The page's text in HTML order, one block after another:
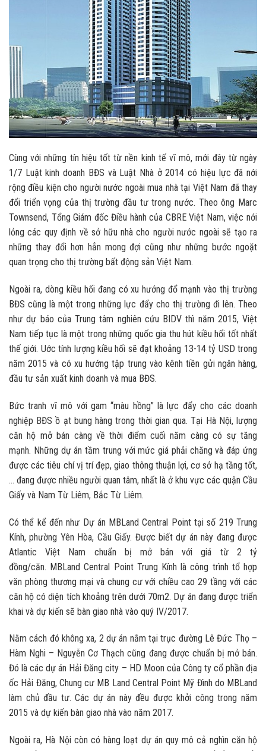
Cùng với những tín hiệu tốt từ nền kinh tế vĩ mô, mới đây từ ngày
1/7 Luật kinh doanh BĐS và Luật Nhà ở 2014 có hiệu lực đã nới
rộng điều kiện cho người nước ngoài mua nhà tại Việt Nam đã thay
đổi triển vọng của thị trường đầu tư trong nước. Theo ông Marc
Townsend, Tổng Giám đốc Điều hành của CBRE Việt Nam, việc nới
lỏng các quy định về sở hữu nhà cho người nước ngoài sẽ tạo ra
những thay đổi hơn hẳn mong đợi cũng như những bước ngoặt
quan trọng cho thị trường bất động sản Việt Nam.
Ngoài ra, dòng kiều hối đang có xu hướng đổ mạnh vào thị trường
BĐS cũng là một trong những lực đẩy cho thị trường đi lên. Theo
như dự báo của Trung tâm nghiên cứu BIDV thì năm 2015, Việt
Nam tiếp tục là một trong những quốc gia thu hút kiều hối tốt nhất
thế giới. Uớc tính lượng kiều hối sẽ đạt khoảng 13-14 tỷ USD trong
năm 2015 và có xu hướng tập trung vào kênh tiền gửi ngân hàng,
đầu tư sản xuất kinh doanh và mua BĐS.
Bức tranh vĩ mô với gam “màu hồng” là lực đẩy cho các doanh
nghiệp BĐS ồ ạt bung hàng trong thời gian qua. Tại Hà Nội, lượng
căn hộ mở bán càng về thời điểm cuối năm càng có sự tăng
mạnh. Những dự án tầm trung với mức giá phải chăng và đáp ứng
được các tiêu chí vị trí đẹp, giao thông thuận lợi, cơ sở hạ tầng tốt,
… đang được nhiều người quan tâm, nhất là ở khu vực các quận Cầu
Giấy và Nam Từ Liêm, Bắc Từ Liêm.
Có thể kể đến như Dự án MBLand Central Point tại số 219 Trung
Kính, phường Yên Hòa, Cầu Giấy. Được biết dự án này đang được
Atlantic Việt Nam chuẩn bị mở bán với giá từ 2 tỷ
đồng/căn. MBLand Central Point Trung Kính là công trình tổ hợp
văn phòng thương mại và chung cư với chiều cao 29 tầng với các
căn hộ có diện tích khoảng trên dưới 70m2. Dự án đang được triển
khai và dự kiến sẽ bàn giao nhà vào quý IV/2017.
Nằm cách đó không xa, 2 dự án nằm tại trục đường Lê Đức Thọ –
Hàm Nghi – Nguyễn Cơ Thạch cũng đang được chuẩn bị mở bán.
Đó là các dự án Hải Đăng city – HD Moon của Công ty cổ phần địa
ốc Hải Đăng, Chung cư MB Land Central Point Mỹ Đình do MBLand
làm chủ đầu tư. Các dự án này đều được khởi công trong năm
2015 và dự kiến bàn giao nhà vào năm 2017.
Ngoài ra, Hà Nội còn có hàng loạt dự án quy mô cả nghìn căn hộ